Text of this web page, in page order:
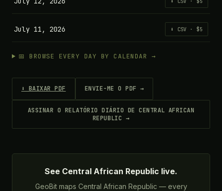
July 11, 2026 ⬇ CSV · $5
📅 BROWSE EVERY DAY BY CALENDAR →
⬇ BAIXAR PDF ENVIE-ME O PDF →
ASSINAR O RELATÓRIO DIÁRIO DE CENTRAL AFRICAN
REPUBLIC →
See Central African Republic live.
GeoBit maps Central African Republic — every